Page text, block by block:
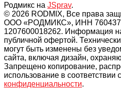
Родмикс на JSprav.
© 2026 RODMIX, Все права
ООО «РОДМИКС», ИНН
1207600018262. Информация
публичной офертой.
могут быть изменены без
сайта, включая дизайн,
Запрещено копирование,
использование в соответствии с
конфиденциальности.